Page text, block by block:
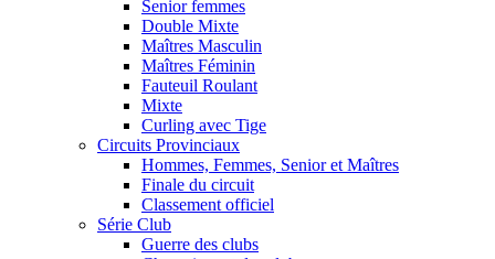
Senior femmes
Double Mixte
Maîtres Masculin
Maîtres Féminin
Fauteuil Roulant
Mixte
Curling avec Tige
Circuits Provinciaux
Hommes, Femmes, Senior et Maîtres
Finale du circuit
Classement officiel
Série Club
Guerre des clubs